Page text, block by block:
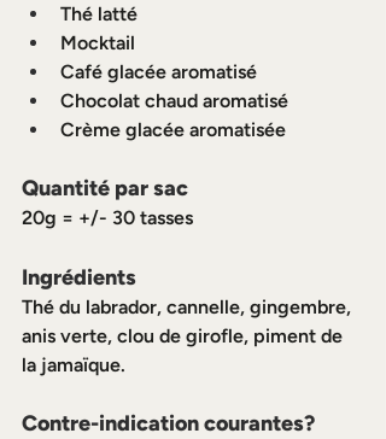
Thé latté
Mocktail
Café glacée aromatisé
Chocolat chaud aromatisé
Crème glacée aromatisée
Quantité par sac
20g = +/- 30 tasses
Ingrédients
Thé du labrador, cannelle, gingembre,
anis verte, clou de girofle, piment de
la jamaïque.
Contre-indication courantes?